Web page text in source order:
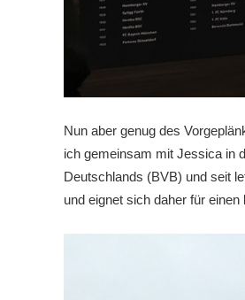
Nun aber genug des
ich gemeinsam mit Jessica in
Deutschlands (BVB) und seit
und eignet sich daher für